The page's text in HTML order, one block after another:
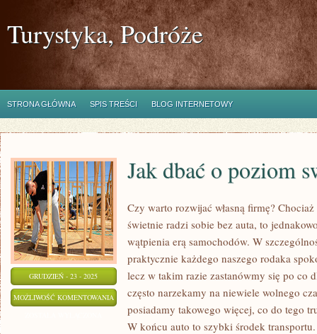
Turystyka, Podróże
STRONA GŁÓWNA SPIS TREŚCI BLOG INTERNETOWY
GRUDZIEŃ - 23 - 2025
MOŻLIWOŚĆ KOMENTOWANIA
DBAĆ
Jak dbać o poziom
Czy warto rozwijać własną firmę?
świetnie radzi sobie bez auta, to
wątpienia erą samochodów. W
praktycznie każdego naszego rodaka
lecz w takim razie zastanówmy się po co
często narzekamy na niewiele wolnego
posiadamy takowego więcej, co do tego
W końcu auto to szybki środek